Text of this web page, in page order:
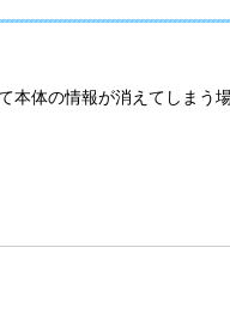
体の情報が消えてしまう場